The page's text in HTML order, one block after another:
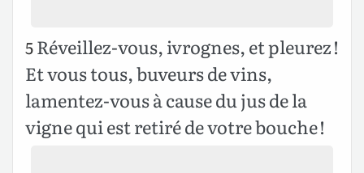
5Réveillez-vous, ivrognes, et pleurez !
Et vous tous, buveurs de vins,
lamentez-vous à cause du jus de la
vigne qui est retiré de votre bouche !